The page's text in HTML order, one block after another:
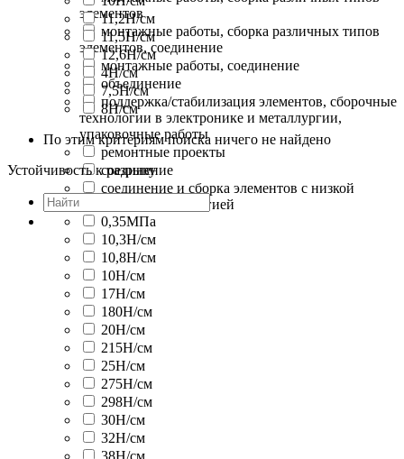
элементов
монтажные работы, сборка различных типов
элементов, соединение
монтажные работы, соединение
объединение
поддержка/стабилизация элементов, сборочные
технологии в электронике и металлургии,
упаковочные работы
ремонтные проекты
соединение
соединение и сборка элементов с низкой
поверхностной энергией
11,2Н/cм
11,5Н/cм
12,6Н/cм
4Н/cм
7,5Н/cм
8Н/cм
По этим критериям поиска ничего не найдено
Устойчивость к разрыву
0,35МПа
10,3Н/cм
10,8Н/cм
10Н/cм
17Н/cм
180Н/cм
20Н/cм
215Н/cм
25Н/cм
275Н/cм
298Н/cм
30Н/cм
32Н/cм
38Н/cм